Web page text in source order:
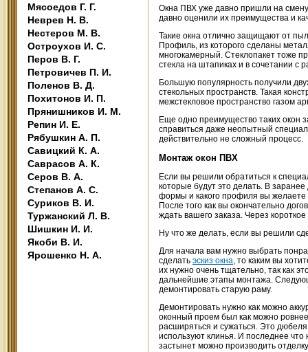
Мясоедов Г. Г.
Неврев Н. В.
Нестеров М. В.
Остроухов И. С.
Перов В. Г.
Петровичев П. И.
Поленов В. Д.
Похитонов И. П.
Прянишников И. М.
Репин И. Е.
Рябушкин А. П.
Савицкий К. А.
Саврасов А. К.
Серов В. А.
Степанов А. С.
Суриков В. И.
Туржанский Л. В.
Шишкин И. И.
Якоби В. И.
Ярошенко Н. А.
Окна ПВХ уже давно пришли на
давно оценили их преимущества и
Такие окна отлично защищают от
Профиль, из которого сделаны
многокамерный. Стеклопакет тоже
стекла на штапиках и в сочетании с
Большую популярность получили
стекольных пространств. Такая
межстекловое пространство газом
Еще одно преимущество таких окон
справиться даже неопытный
действительно не сложный процесс.
Монтаж окон ПВХ
Если вы решили обратиться к
которые будут это делать. В
формы и какого профиля вы желаете
После того как вы окончательно
ждать вашего заказа. Через
Ну что же делать, если вы решили
Для начала вам нужно выбрать
сделать эскиз окна, то каким вы
их нужно очень тщательно, так как
дальнейшие этапы монтажа.
демонтировать старую раму.
Демонтировать нужно как можно
оконный проем был как можно
расширяться и сужаться. Это
используют клинья. И последнее
застынет можно производить